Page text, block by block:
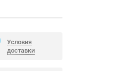
Условия
доставки